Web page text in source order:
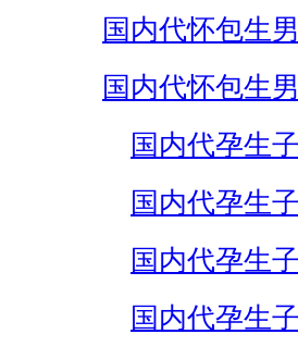
国内代怀包生
国内代怀包生
国内代孕生
国内代孕生
国内代孕生
国内代孕生